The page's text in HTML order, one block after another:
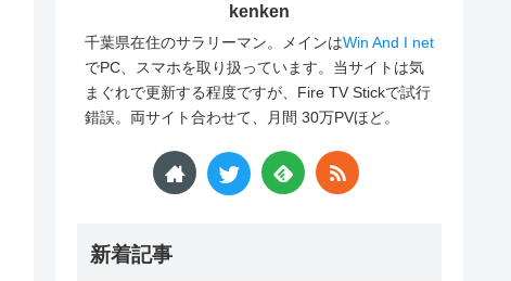
kenken
千葉県在住のサラリーマン。メインはWin And I net
でPC、スマホを取り扱っています。当サイトは気
まぐれで更新する程度ですが、Fire TV Stickで試行
錯誤。両サイト合わせて、月間 30万PVほど。
新着記事